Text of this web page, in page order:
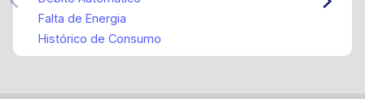
Falta de Energia
Histórico de Consumo